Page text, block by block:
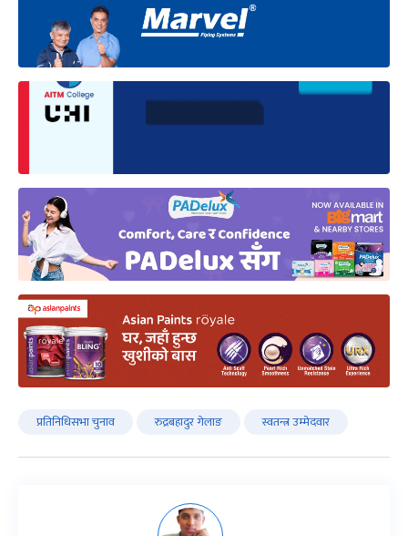
प्रतिनिधिसभा चुनाव रुद्रबहादुर गेलाङ स्वतन्त्र उम्मेदवार